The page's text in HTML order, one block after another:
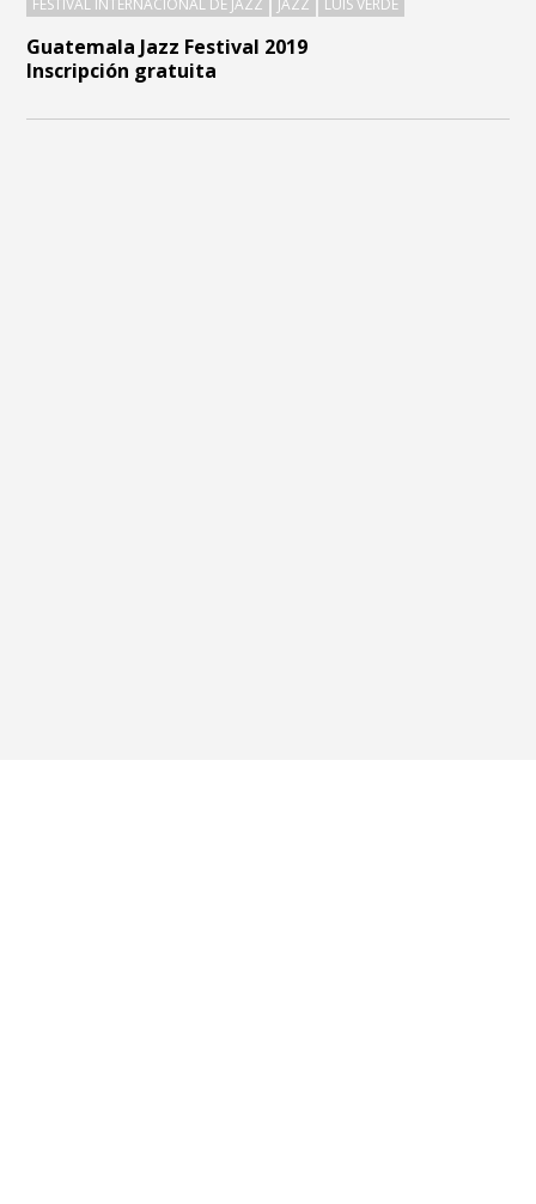
Guatemala Jazz Festival 2019
Inscripción gratuita
FESTIVAL INTERNACIONAL DE JAZZ JAZZ LUIS VERDE